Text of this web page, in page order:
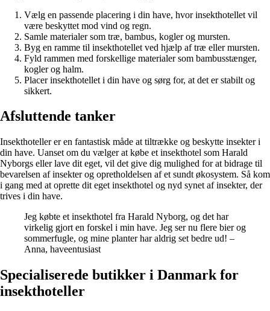
Vælg en passende placering i din have, hvor insekthotellet vil
være beskyttet mod vind og regn.
Samle materialer som træ, bambus, kogler og mursten.
Byg en ramme til insekthotellet ved hjælp af træ eller mursten.
Fyld rammen med forskellige materialer som bambusstænger,
kogler og halm.
Placer insekthotellet i din have og sørg for, at det er stabilt og
sikkert.
Afsluttende tanker
Insekthoteller er en fantastisk måde at tiltrække og beskytte insekter i
din have. Uanset om du vælger at købe et insekthotel som Harald
Nyborgs eller lave dit eget, vil det give dig mulighed for at bidrage til
bevarelsen af insekter og opretholdelsen af et sundt økosystem. Så kom
i gang med at oprette dit eget insekthotel og nyd synet af insekter, der
trives i din have.
Jeg købte et insekthotel fra Harald Nyborg, og det har
virkelig gjort en forskel i min have. Jeg ser nu flere bier og
sommerfugle, og mine planter har aldrig set bedre ud! –
Anna, haveentusiast
Specialiserede butikker i Danmark for
insekthoteller